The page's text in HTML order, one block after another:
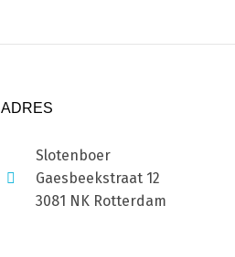
ADRES
Slotenboer
Gaesbeekstraat 12
3081 NK Rotterdam